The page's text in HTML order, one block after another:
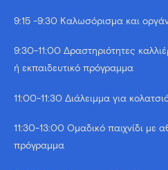
9:15 -9:30 Καλωσόρισμα και
9:30-11:00 Δραστηριότητες
ή εκπαιδευτικό πρόγραμμα
11:00-11:30 Διάλειμμα για
11:30-13:00 Ομαδικό παιχνίδι με
πρόγραμμα